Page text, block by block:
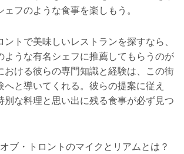
フのような食事を楽しもう。
トで美味しいレストランを探すなら、
ような有名シェフに推薦してもらうのが
おける彼らの専門知識と経験は、この街
へと導いてくれる。彼らの提案に従え
別な料理と思い出に残る食事が必ず見つ
ブ・トロントのマイクとリアムとは？